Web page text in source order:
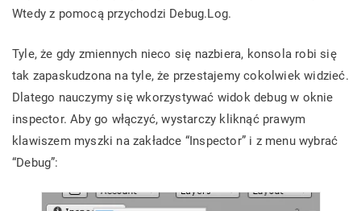
Wtedy z pomocą przychodzi Debug.Log.
Tyle, że gdy zmiennych nieco się nazbiera, konsola robi się
tak zapaskudzona na tyle, że przestajemy cokolwiek widzieć.
Dlatego nauczymy się wkorzystywać widok debug w oknie
inspector. Aby go włączyć, wystarczy kliknąć prawym
klawiszem myszki na zakładce “Inspector” i z menu wybrać
“Debug”: